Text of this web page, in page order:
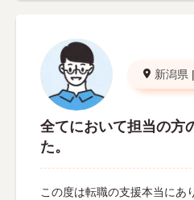
新潟県 |
全てにおいて担当の方
た。
この度は転職の支援本当にあ